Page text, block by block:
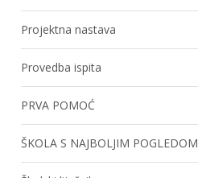
Projektna nastava
Provedba ispita
PRVA POMOĆ
ŠKOLA S NAJBOLJIM POGLEDOM